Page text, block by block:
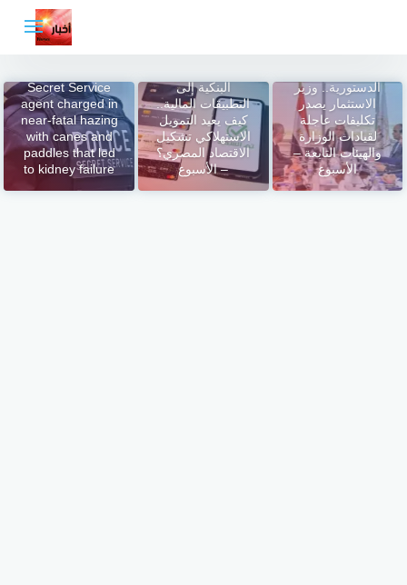
Secret Service
agent charged in
near-fatal hazing
with canes and
paddles that led
to kidney failure
البنكية إلى
التطبيقات المالية..
كيف يعيد التمويل
الاستهلاكي تشكيل
الاقتصاد المصري؟
– الأسبوع
الدستورية.. وزير
الاستثمار يصدر
تكليفات عاجلة
لقيادات الوزارة
والهيئات التابعة –
الأسبوع